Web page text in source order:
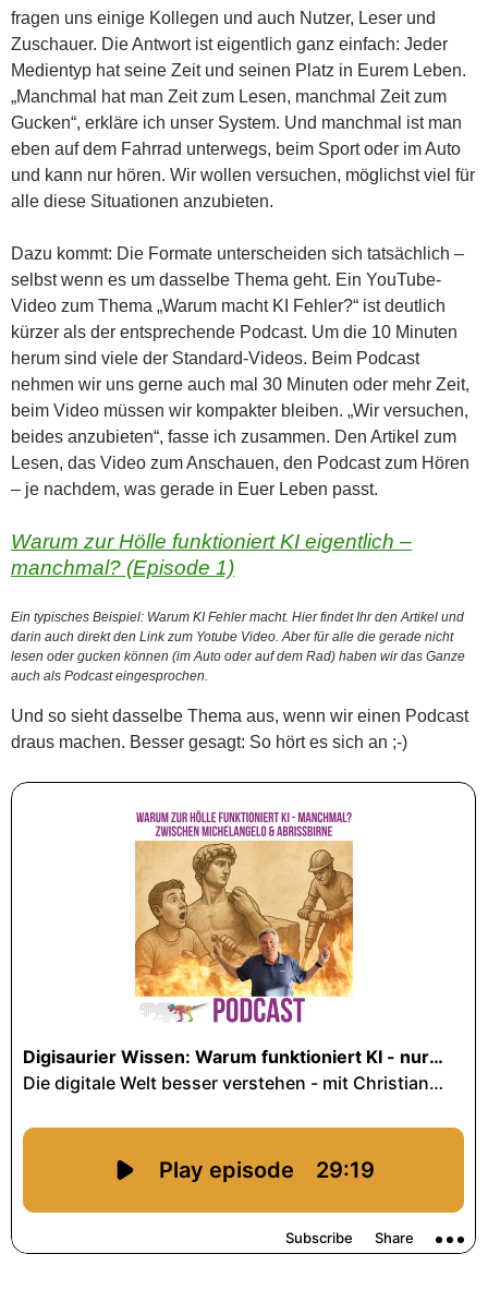
fragen uns einige Kollegen und auch Nutzer, Leser und
Zuschauer. Die Antwort ist eigentlich ganz einfach: Jeder
Medientyp hat seine Zeit und seinen Platz in Eurem Leben.
„Manchmal hat man Zeit zum Lesen, manchmal Zeit zum
Gucken“, erkläre ich unser System. Und manchmal ist man
eben auf dem Fahrrad unterwegs, beim Sport oder im Auto
und kann nur hören. Wir wollen versuchen, möglichst viel für
alle diese Situationen anzubieten.
Dazu kommt: Die Formate unterscheiden sich tatsächlich –
selbst wenn es um dasselbe Thema geht. Ein YouTube-
Video zum Thema „Warum macht KI Fehler?“ ist deutlich
kürzer als der entsprechende Podcast. Um die 10 Minuten
herum sind viele der Standard-Videos. Beim Podcast
nehmen wir uns gerne auch mal 30 Minuten oder mehr Zeit,
beim Video müssen wir kompakter bleiben. „Wir versuchen,
beides anzubieten“, fasse ich zusammen. Den Artikel zum
Lesen, das Video zum Anschauen, den Podcast zum Hören
– je nachdem, was gerade in Euer Leben passt.
Warum zur Hölle funktioniert KI eigentlich –
manchmal? (Episode 1)
Ein typisches Beispiel: Warum KI Fehler macht. Hier findet Ihr den Artikel und
darin auch direkt den Link zum Yotube Video. Aber für alle die gerade nicht
lesen oder gucken können (im Auto oder auf dem Rad) haben wir das Ganze
auch als Podcast eingesprochen.
Und so sieht dasselbe Thema aus, wenn wir einen Podcast
draus machen. Besser gesagt: So hört es sich an ;-)